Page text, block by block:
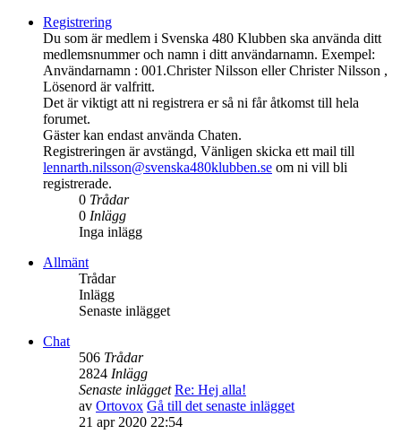
Registrering
Du som är medlem i Svenska 480 Klubben ska använda ditt
medlemsnummer och namn i ditt användarnamn. Exempel:
Användarnamn : 001.Christer Nilsson eller Christer Nilsson ,
Lösenord är valfritt.
Det är viktigt att ni registrera er så ni får åtkomst till hela
forumet.
Gäster kan endast använda Chaten.
Registreringen är avstängd, Vänligen skicka ett mail till
lennarth.nilsson@svenska480klubben.se om ni vill bli
registrerade.
0 Trådar
0 Inlägg
Inga inlägg
Allmänt
Trådar
Inlägg
Senaste inlägget
Chat
506 Trådar
2824 Inlägg
Senaste inlägget Re: Hej alla!
av Ortovox Gå till det senaste inlägget
21 apr 2020 22:54